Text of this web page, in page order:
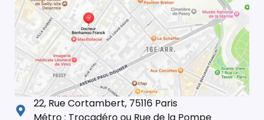
22, Rue Cortambert, 75116 Paris